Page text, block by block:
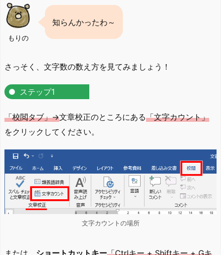
もりの
知らんかったわ～
さっそく、文字数の数え方を見てみましょう！
ステップ1
「校閲タブ」→文章校正のところにある「文字カウント」
をクリックしてください。
文字カウントの場所